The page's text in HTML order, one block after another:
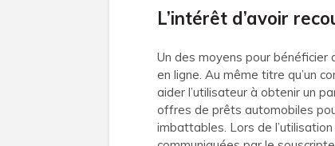
L’intérêt d’avoir
Un des moyens pour bénéficier
en ligne. Au même titre qu’un
aider l’utilisateur à obtenir un
offres de prêts automobiles
imbattables. Lors de